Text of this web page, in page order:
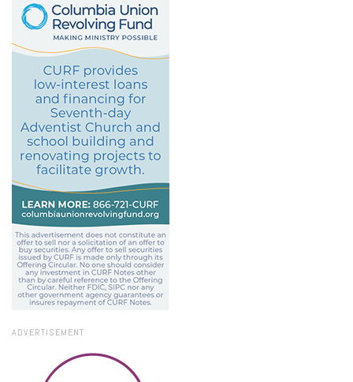
ADVERTISEMENT